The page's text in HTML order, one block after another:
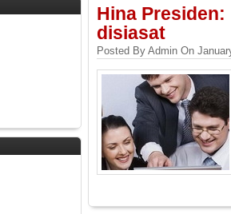
Hina Presiden:
disiasat
Posted By Admin On